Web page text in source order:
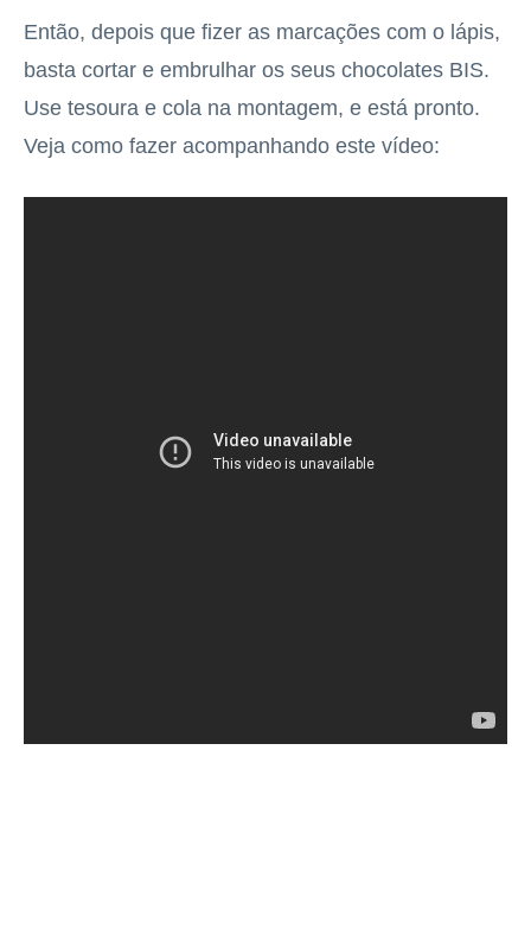
Então, depois que fizer as marcações com o lápis,
basta cortar e embrulhar os seus chocolates BIS.
Use tesoura e cola na montagem, e está pronto.
Veja como fazer acompanhando este vídeo: